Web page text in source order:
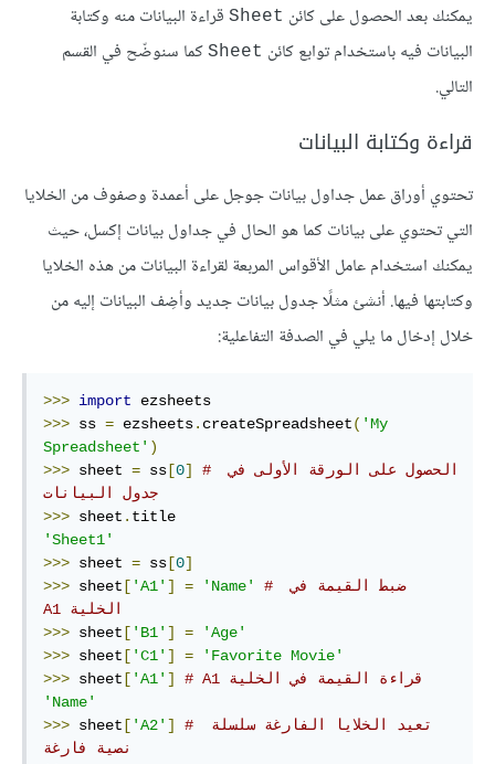
يمكنك بعد الحصول على كائن Sheet قراءة البيانات منه وكتابة
البيانات فيه باستخدام توابع كائن Sheet كما سنوضّح في القسم
التالي.
قراءة وكتابة البيانات
تحتوي أوراق عمل جداول بيانات جوجل على أعمدة وصفوف من الخلايا
التي تحتوي على بيانات كما هو الحال في جداول بيانات إكسل، حيث
يمكنك استخدام عامل الأقواس المربعة لقراءة البيانات من هذه الخلايا
وكتابتها فيها. أنشئ مثلًا جدول بيانات جديد وأضِف البيانات إليه من
خلال إدخال ما يلي في الصدفة التفاعلية:
>>> import
>>> ss = ezsheets. createSpreadsheet( 'My
Spreadsheet' )
>>> sheet = ss [0]
# الحصول على الورقة الأولى في
جدول البيانات
>>> sheet .
'Sheet1'
>>> sheet = ss [0]
>>> sheet [ 'A1' ] = 'Name'
# ‫ضبط القيمة في
الخلية A1
>>> sheet [ 'B1' ] =
'Age'
>>> sheet [ 'C1' ] =
'Favorite Movie'
>>> sheet [ 'A1' ]
# قراءة القيمة في الخلية‫ A1
'Name'
>>> sheet [ 'A2' ]
# تعيد الخلايا الفارغة سلسلة
نصية فارغة